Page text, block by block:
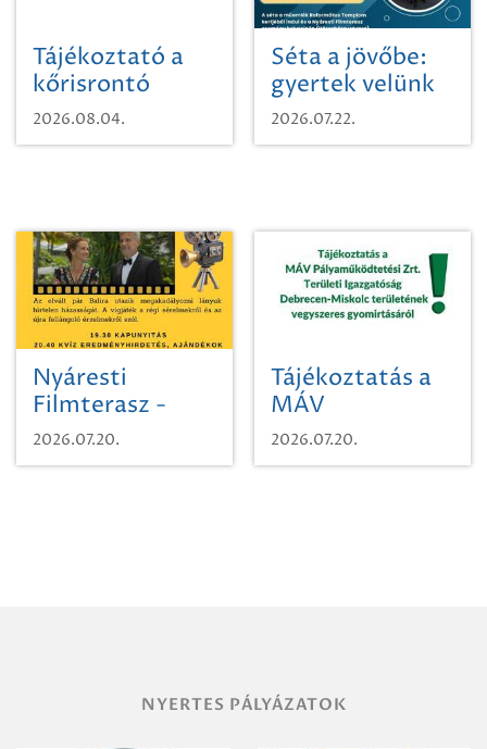
Tájékoztató a
kőrisrontó
karcsúdíszbogárról
2026.08.04.
Séta a jövőbe:
gyertek velünk
egy városi
időutazásra!
2026.07.22.
Nyáresti
Filmterasz -
Beugró a
Paradicsomba
2026.07.20.
Tájékoztatás a
MÁV
Pályaműködtetési
Zrt. Területi
2026.07.20.
NYERTES PÁLYÁZATOK